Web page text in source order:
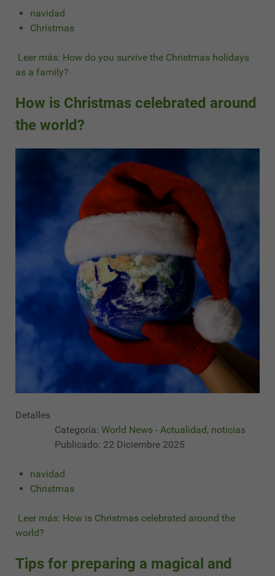
navidad
Christmas
Leer más: How do you survive the Christmas holidays
as a family?
How is Christmas celebrated around
the world?
Detalles
Categoría: World News - Actualidad, noticias
Publicado: 22 Diciembre 2025
navidad
Christmas
Leer más: How is Christmas celebrated around the
world?
Tips for preparing a magical and